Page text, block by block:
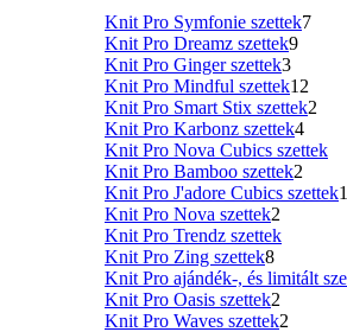
Knit Pro Symfonie szettek7
Knit Pro Dreamz szettek9
Knit Pro Ginger szettek3
Knit Pro Mindful szettek12
Knit Pro Smart Stix szettek2
Knit Pro Karbonz szettek4
Knit Pro Nova Cubics szettek
Knit Pro Bamboo szettek2
Knit Pro J'adore Cubics szettek1
Knit Pro Nova szettek2
Knit Pro Trendz szettek
Knit Pro Zing szettek8
Knit Pro ajándék-, és limitált
Knit Pro Oasis szettek2
Knit Pro Waves szettek2